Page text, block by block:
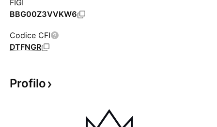
FIGI
BBG00Z3VVKW6
Codice CFI
DTFNGR
Profilo